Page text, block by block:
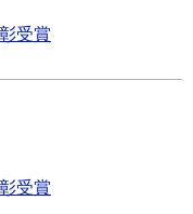
受賞
受賞